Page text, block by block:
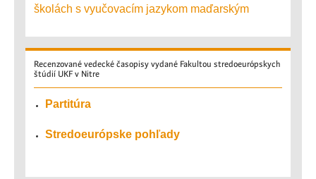
školách s vyučovacím jazykom maďarským
Recenzované vedecké časopisy vydané Fakultou stredoeurópskych
štúdií UKF v Nitre
Partitúra
Stredoeurópske pohľady